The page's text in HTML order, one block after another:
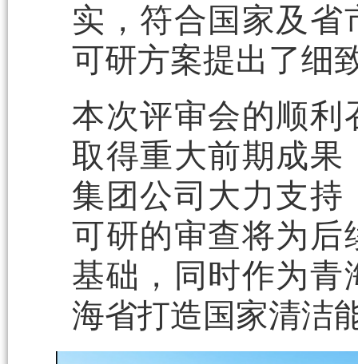
实，符合国家及
可研方案提出了细
本次评审会的顺利
取得重大前期成果
集团公司大力支持
可研的审查将为后
基础，同时作为青
海省打造国家清洁